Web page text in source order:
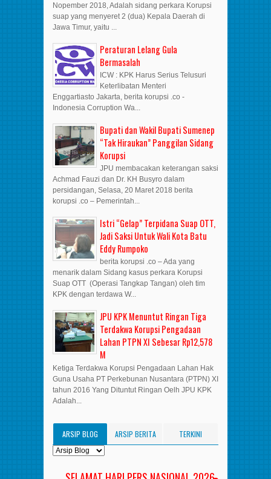
Nopember 2018, Adalah sidang perkara Korupsi
suap yang menyeret 2 (dua) Kepala Daerah di
Jawa Timur, yaitu ...
Peraturan Lelang Gula
Bermasalah
ICW : KPK Harus Serius Telusuri
Keterlibatan Menteri
Enggartiasto Jakarta, berita korupsi .co -
Indonesia Corruption Wa...
Bupati dan Wakil Bupati Sumenep
“Tak Hiraukan” Panggilan Sidang
Korupsi
JPU membacakan keterangan saksi
Achmad Fauzi dan Dr. KH Busyro dalam
persidangan, Selasa, 20 Maret 2018 berita
korupsi .co – Pemerintah...
Istri “Gelap” Terpidana Suap OTT,
Jadi Saksi Untuk Wali Kota Batu
Eddy Rumpoko
berita korupsi .co – Ada yang
menarik dalam Sidang kasus perkara Korupsi
Suap OTT (Operasi Tangkap Tangan) oleh tim
KPK dengan terdawa W...
JPU KPK Menuntut Ringan Tiga
Terdakwa Korupsi Pengadaan
Lahan PTPN XI Sebesar Rp12,578
M
Ketiga Terdakwa Korupsi Pengadaan Lahan Hak
Guna Usaha PT Perkebunan Nusantara (PTPN) XI
tahun 2016 Yang Dituntut Ringan Oelh JPU KPK
Adalah...
ARSIP BLOG ARSIP BERITA TERKINI